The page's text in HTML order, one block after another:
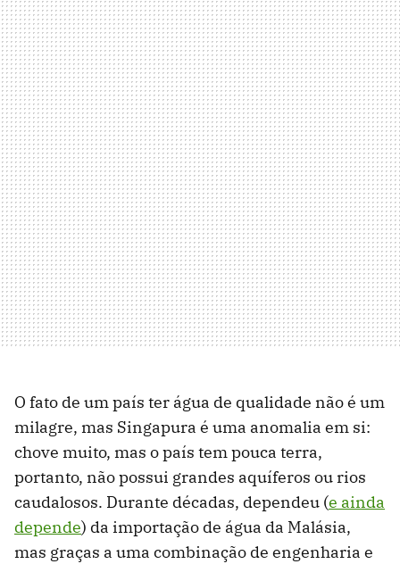
O fato de um país ter água de qualidade não é um
milagre, mas Singapura é uma anomalia em si:
chove muito, mas o país tem pouca terra,
portanto, não possui grandes aquíferos ou rios
caudalosos. Durante décadas, dependeu (e ainda
depende) da importação de água da Malásia,
mas graças a uma combinação de engenharia e